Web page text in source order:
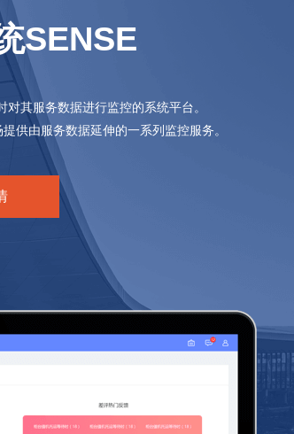
SENSE
其服务数据进行监控的系统平台。
供由服务数据延伸的一系列监控服务。